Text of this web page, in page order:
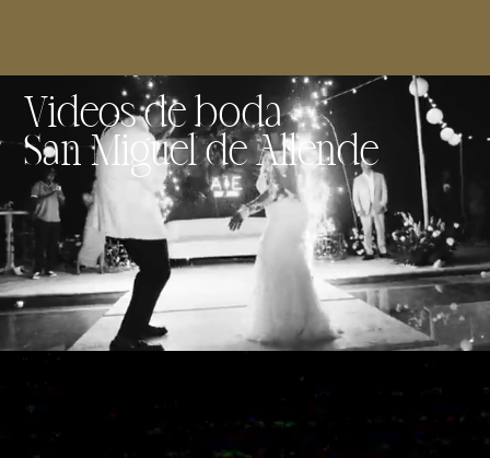
Videos de boda
San Miguel de Allende